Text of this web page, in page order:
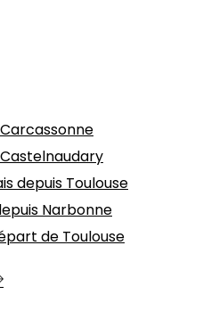
depuis Toulouse
Narbonne
de Toulouse